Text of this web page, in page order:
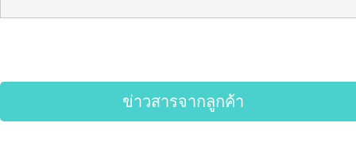
ข่าวสารจากลูกค้า